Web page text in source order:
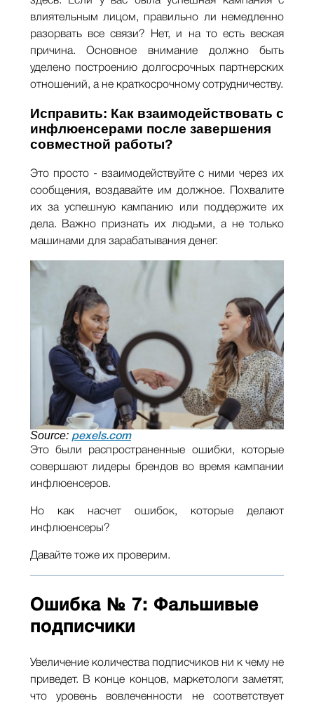
влиятельным лицом, правильно ли немедленно
разорвать все связи? Нет, и на то есть веская
причина. Основное внимание должно быть
уделено построению долгосрочных партнерских
отношений, а не краткосрочному сотрудничеству.
Исправить: Как взаимодействовать с
инфлюенсерами после завершения
совместной работы?
Это просто - взаимодействуйте с ними через их
сообщения, воздавайте им должное. Похвалите
их за успешную кампанию или поддержите их
дела. Важно признать их людьми, а не только
машинами для зарабатывания денег.
Source: pexels.com
Это были распространенные ошибки, которые
совершают лидеры брендов во время кампании
инфлюенсеров.
Но как насчет ошибок, которые делают
инфлюенсеры?
Давайте тоже их проверим.
Ошибка № 7: Фальшивые
подписчики
Увеличение количества подписчиков ни к чему не
приведет. В конце концов, маркетологи заметят,
что уровень вовлеченности не соответствует